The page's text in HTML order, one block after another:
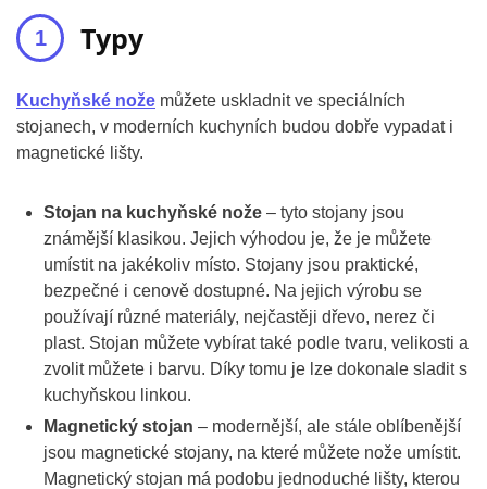
Typy
Kuchyňské nože můžete uskladnit ve speciálních
stojanech, v moderních kuchyních budou dobře vypadat i
magnetické lišty.
Stojan na kuchyňské nože – tyto stojany jsou
známější klasikou. Jejich výhodou je, že je můžete
umístit na jakékoliv místo. Stojany jsou praktické,
bezpečné i cenově dostupné. Na jejich výrobu se
používají různé materiály, nejčastěji dřevo, nerez či
plast. Stojan můžete vybírat také podle tvaru, velikosti a
zvolit můžete i barvu. Díky tomu je lze dokonale sladit s
kuchyňskou linkou.
Magnetický stojan – modernější, ale stále oblíbenější
jsou magnetické stojany, na které můžete nože umístit.
Magnetický stojan má podobu jednoduché lišty, kterou